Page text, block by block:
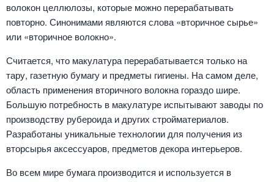
волокон целлюлозы, которые можно перерабатывать
повторно. Синонимами являются слова «вторичное сырье»
или «вторичное волокно».
Считается, что макулатура перерабатывается только на
тару, газетную бумагу и предметы гигиены. На самом деле,
область применения вторичного волокна гораздо шире.
Большую потребность в макулатуре испытывают заводы по
производству рубероида и других стройматериалов.
Разработаны уникальные технологии для получения из
вторсырья аксессуаров, предметов декора интерьеров.
Во всем мире бумага производится и используется в